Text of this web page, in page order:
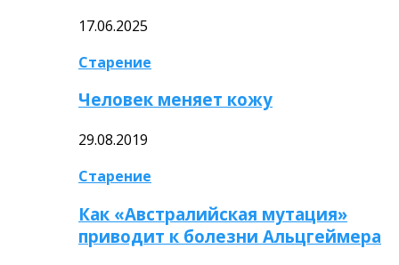
17.06.2025
Старение
Человек меняет кожу
29.08.2019
Старение
Как «Австралийская мутация»
приводит к болезни Альцгеймера